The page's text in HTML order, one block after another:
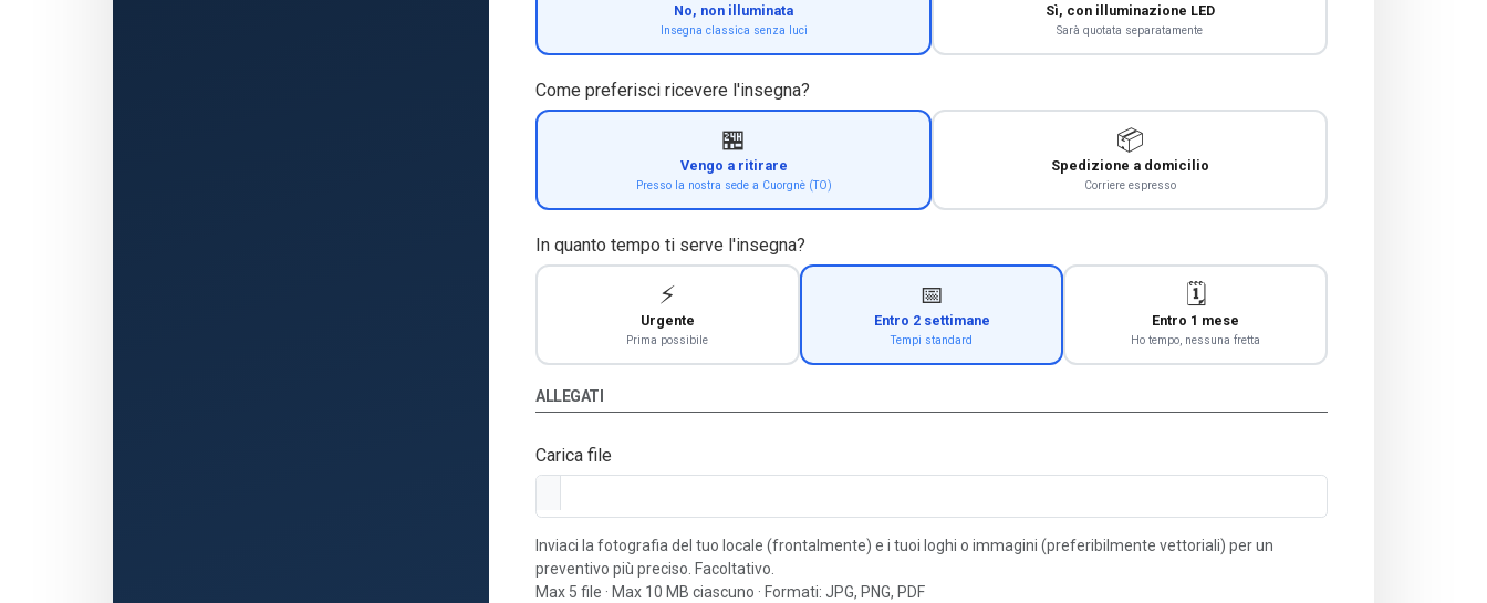
No, non illuminata
Insegna classica senza luci
Sì, con illuminazione LED
Sarà quotata separatamente
Come preferisci ricevere l'insegna?
🏪
Vengo a ritirare
Presso la nostra sede a Cuorgnè (TO)
📦
Spedizione a domicilio
Corriere espresso
In quanto tempo ti serve l'insegna?
⚡
Urgente
Prima possibile
📅
Entro 2 settimane
Tempi standard
🗓️
Entro 1 mese
Ho tempo, nessuna fretta
ALLEGATI
Carica file
Inviaci la fotografia del tuo locale (frontalmente) e i tuoi loghi o immagini (preferibilmente vettoriali) per un
preventivo più preciso. Facoltativo.
Max 5 file · Max 10 MB ciascuno · Formati: JPG, PNG, PDF